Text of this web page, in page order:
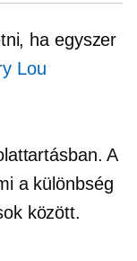
ha egyszer
Lou
A
a különbség
között.